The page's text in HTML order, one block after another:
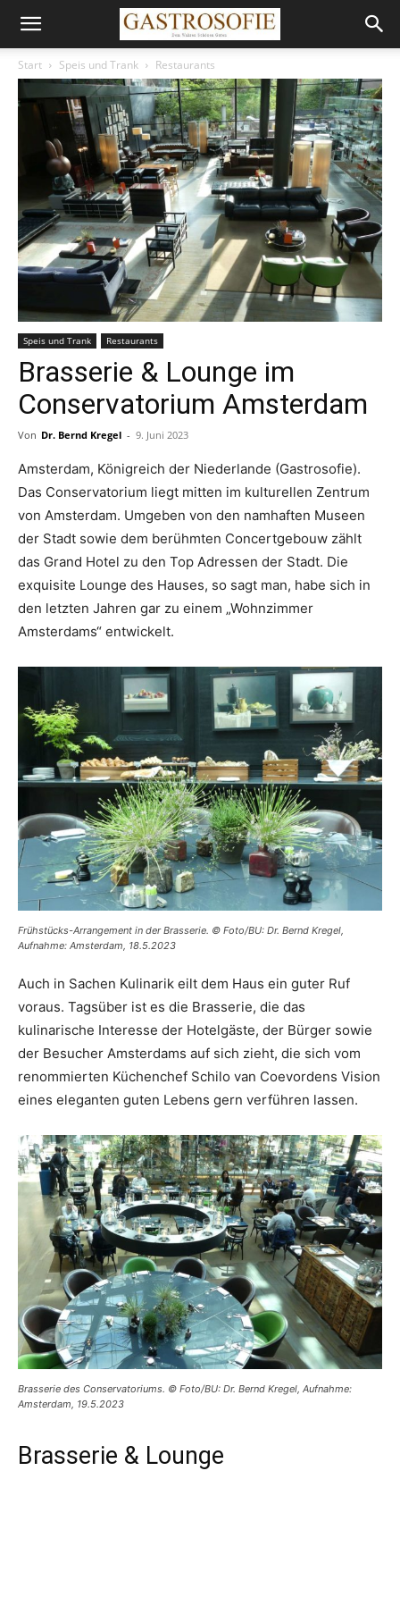
Start Speis und Trank Restaurants
Speis und Trank Restaurants
Brasserie & Lounge im
Conservatorium Amsterdam
Von Dr. Bernd Kregel - 9. Juni 2023
Amsterdam, Königreich der Niederlande (Gastrosofie).
Das Conservatorium liegt mitten im kulturellen Zentrum
von Amsterdam. Umgeben von den namhaften Museen
der Stadt sowie dem berühmten Concertgebouw zählt
das Grand Hotel zu den Top Adressen der Stadt. Die
exquisite Lounge des Hauses, so sagt man, habe sich in
den letzten Jahren gar zu einem „Wohnzimmer
Amsterdams“ entwickelt.
Frühstücks-Arrangement in der Brasserie. © Foto/BU: Dr. Bernd Kregel,
Aufnahme: Amsterdam, 18.5.2023
Auch in Sachen Kulinarik eilt dem Haus ein guter Ruf
voraus. Tagsüber ist es die Brasserie, die das
kulinarische Interesse der Hotelgäste, der Bürger sowie
der Besucher Amsterdams auf sich zieht, die sich vom
renommierten Küchenchef Schilo van Coevordens Vision
eines eleganten guten Lebens gern verführen lassen.
Brasserie des Conservatoriums. © Foto/BU: Dr. Bernd Kregel, Aufnahme:
Amsterdam, 19.5.2023
Brasserie & Lounge